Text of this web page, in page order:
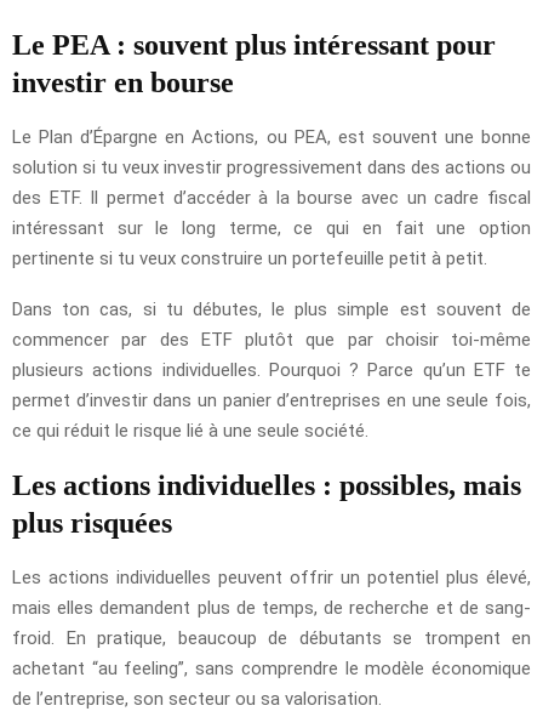
Le PEA : souvent plus intéressant pour
investir en bourse
Le Plan d’Épargne en Actions, ou PEA, est souvent une bonne
solution si tu veux investir progressivement dans des actions ou
des ETF. Il permet d’accéder à la bourse avec un cadre fiscal
intéressant sur le long terme, ce qui en fait une option
pertinente si tu veux construire un portefeuille petit à petit.
Dans ton cas, si tu débutes, le plus simple est souvent de
commencer par des ETF plutôt que par choisir toi-même
plusieurs actions individuelles. Pourquoi ? Parce qu’un ETF te
permet d’investir dans un panier d’entreprises en une seule fois,
ce qui réduit le risque lié à une seule société.
Les actions individuelles : possibles, mais
plus risquées
Les actions individuelles peuvent offrir un potentiel plus élevé,
mais elles demandent plus de temps, de recherche et de sang-
froid. En pratique, beaucoup de débutants se trompent en
achetant “au feeling”, sans comprendre le modèle économique
de l’entreprise, son secteur ou sa valorisation.